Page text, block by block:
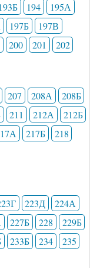
193Б 194
195А
197Б
197В
200 201 202
207 208А
208Б
211 212А
212Б
217Б
218
223Д
224А
227Б 228
229Б
233Б 234 235